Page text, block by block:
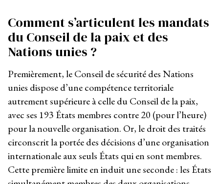
Comment s’articulent les mandats
du Conseil de la paix et des
Nations unies ?
Premièrement, le Conseil de sécurité des Nations
unies dispose d’une compétence territoriale
autrement supérieure à celle du Conseil de la paix,
avec ses 193 États membres contre 20 (pour l’heure)
pour la nouvelle organisation. Or, le droit des traités
circonscrit la portée des décisions d’une organisation
internationale aux seuls États qui en sont membres.
Cette première limite en induit une seconde : les États